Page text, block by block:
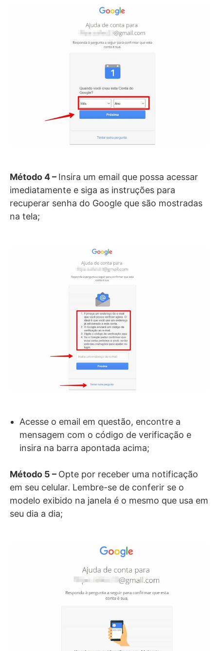
Método 4 – Insira um email que possa acessar
imediatamente e siga as instruções para
recuperar senha do Google que são mostradas
na tela;
Acesse o email em questão, encontre a
mensagem com o código de verificação e
insira na barra apontada acima;
Método 5 – Opte por receber uma notificação
em seu celular. Lembre-se de conferir se o
modelo exibido na janela é o mesmo que usa em
seu dia a dia;